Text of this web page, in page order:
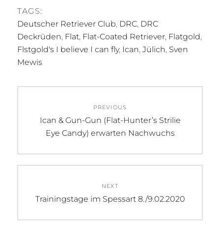
TAGS:
Deutscher Retriever Club, DRC, DRC
Deckrüden, Flat, Flat-Coated Retriever, Flatgold,
Flstgold's I believe I can fly, Ican, Jülich, Sven
Mewis
PREVIOUS
Previous
post:
Ican & Gun-Gun (Flat-Hunter’s Strilie
Eye Candy) erwarten Nachwuchs
NEXT
Next
Trainingstage im Spessart 8./9.02.2020